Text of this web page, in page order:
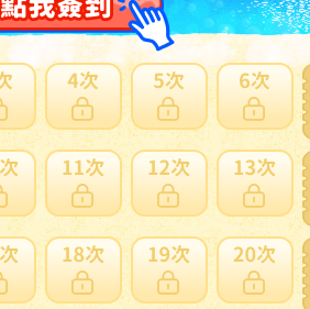
問題商品反映流程